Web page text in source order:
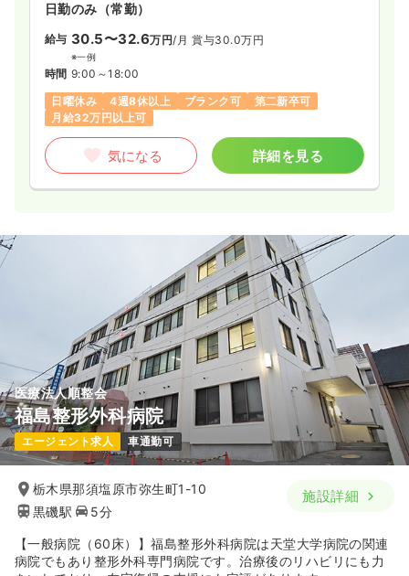
日勤のみ（常勤）
給与 30.5〜32.6万円/月 賞与30.0万円
※一例
時間 9:00～18:00
日曜休み
4週8休以上 ブランク可
第二新卒可
月給32万円以上可
気になる 詳細を見る
医療法人順整会
福島整形外科病院
エージェント求人 車通勤可
栃木県那須塩原市弥生町1-10
黒磯駅
5分
施設詳細
【一般病院（60床）】福島整形外科病院は天堂大学病院の関連
病院でもあり整形外科専門病院です。治療後のリハビリにも力